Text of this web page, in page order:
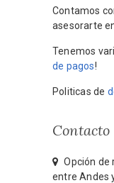
Contamos
asesorarte
Tenemos
de pagos!
Politicas de
Contacto
Opción de
entre Andes